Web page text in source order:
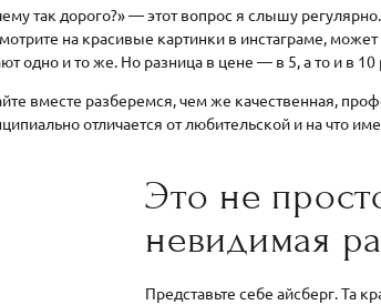
так дорого?» — этот вопрос я слышу
на красивые картинки в инстаграме,
одно и то же. Но разница в цене — в 5, а то и в
вместе разберемся, чем же качественная,
отличается от любительской и на что
Это не
невидимая
Представьте себе айсберг. Та